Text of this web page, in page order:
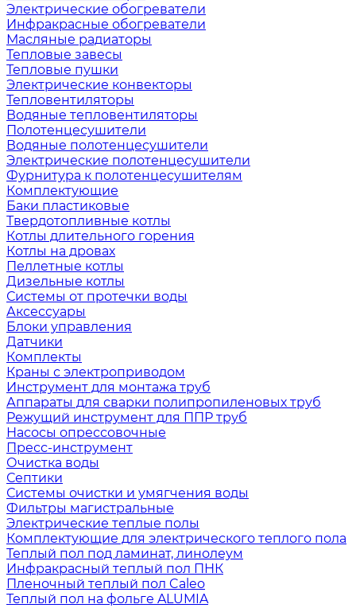
Электрические обогреватели
Инфракрасные обогреватели
Масляные радиаторы
Тепловые завесы
Тепловые пушки
Электрические конвекторы
Тепловентиляторы
Водяные тепловентиляторы
Полотенцесушители
Водяные полотенцесушители
Электрические полотенцесушители
Фурнитура к полотенцесушителям
Комплектующие
Баки пластиковые
Твердотопливные котлы
Котлы длительного горения
Котлы на дровах
Пеллетные котлы
Дизельные котлы
Системы от протечки воды
Аксессуары
Блоки управления
Датчики
Комплекты
Краны с электроприводом
Инструмент для монтажа труб
Аппараты для сварки полипропиленовых труб
Режущий инструмент для ППР труб
Насосы опрессовочные
Пресс-инструмент
Очистка воды
Септики
Системы очистки и умягчения воды
Фильтры магистральные
Электрические теплые полы
Комплектующие для электрического теплого пола
Теплый пол под ламинат, линолеум
Инфракрасный теплый пол ПНК
Пленочный теплый пол Caleo
Теплый пол на фольге ALUMIA